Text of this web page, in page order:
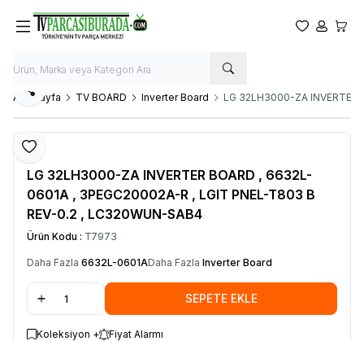
Favorilerim
Hesabım
Ana Sayfa TV BOARD Inverter Board LG 32LH3000-ZA INVERTER
Favoriye Ekle
Paylaş
LG
LG 32LH3000-ZA INVERTER BOARD , 6632L-
0601A , 3PEGC20002A-R , LGIT PNEL-T803 B
REV-0.2 , LC320WUN-SAB4
Ürün Kodu : T7973
Daha Fazla 6632L-0601ADaha Fazla Inverter Board
SEPETE EKLE
Koleksiyon + Fiyat Alarmı